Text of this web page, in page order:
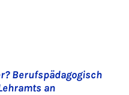
Berufspädagogisch
an